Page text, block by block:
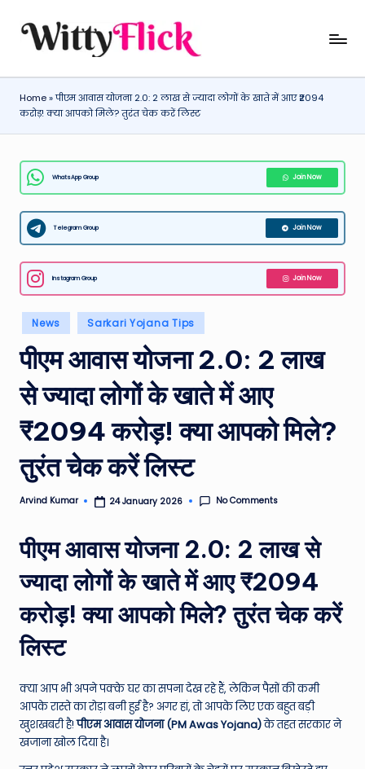
W
it
ty
Fl
ic
k:
L
a
t
e
st
W
e
a
t
h
er
,
T
e
c
h
&
o
vi
e
WittyFlick:
Tech
News
Around
World
Home»पीएम आवास योजना 2.0: 2 लाख से ज्यादा लोगों के खाते में आए ₹2094
करोड़! क्या आपको मिले? तुरंत चेक करें लिस्ट
WhatsApp Group Join Now
Telegram Group Join Now
Instagram Group Join Now
Posted
in
News Sarkari Yojana Tips
पीएम आवास योजना 2.0: 2 लाख
से ज्यादा लोगों के खाते में आए
₹2094 करोड़! क्या आपको मिले?
तुरंत चेक करें लिस्ट
Posted
Arvind Kumar 24 January 2026 No Comments
पीएम आवास योजना 2.0: 2 लाख से
ज्यादा लोगों के खाते में आए ₹2094
करोड़! क्या आपको मिले? तुरंत चेक करें
लिस्ट
क्या आप भी अपने पक्के घर का सपना देख रहे हैं, लेकिन पैसों की कमी
आपके रास्ते का रोड़ा बनी हुई है? अगर हां, तो आपके लिए एक बहुत बड़ी
खुशखबरी है!पीएम आवास योजना (PM Awas Yojana)के तहत सरकार ने
खजाना खोल दिया है।